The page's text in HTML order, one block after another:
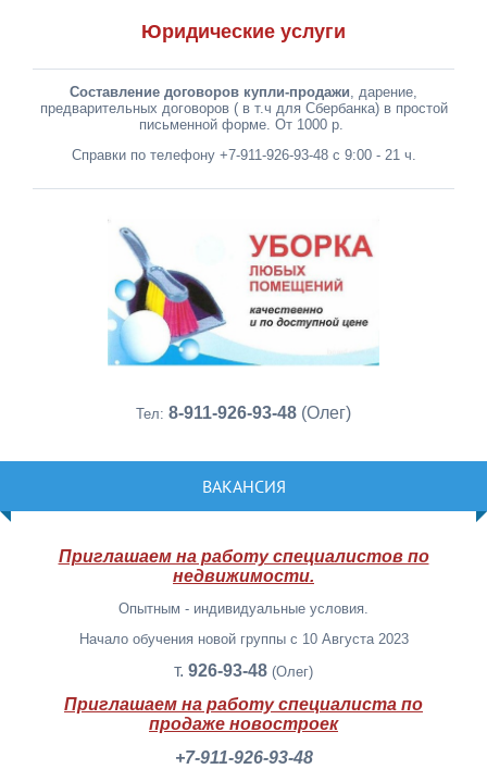
Юридические услуги
Составление договоров купли-продажи , дарение,
предварительных договоров ( в т.ч для Сбербанка) в простой
письменной форме. От 1000 р.
Справки по телефону +7-911-926-93-48 с 9:00 - 21 ч.
Тел: 8-911-926-93-48 (Олег)
ВАКАНСИЯ
Приглашаем на работу специалистов по
недвижимости.
Опытным - индивидуальные условия.
Начало обучения новой группы с 10 Августа 2023
т. 926-93-48 (Олег)
Приглашаем на работу специалиста по
продаже новостроек
+7-911-926-93-48